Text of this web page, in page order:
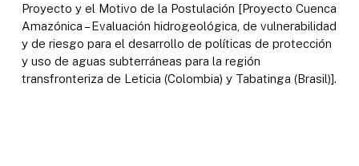
Proyecto y el Motivo de la Postulación [Proyecto Cuenca
Amazónica – Evaluación hidrogeológica, de vulnerabilidad
y de riesgo para el desarrollo de políticas de protección
y uso de aguas subterráneas para la región
transfronteriza de Leticia (Colombia) y Tabatinga (Brasil)].